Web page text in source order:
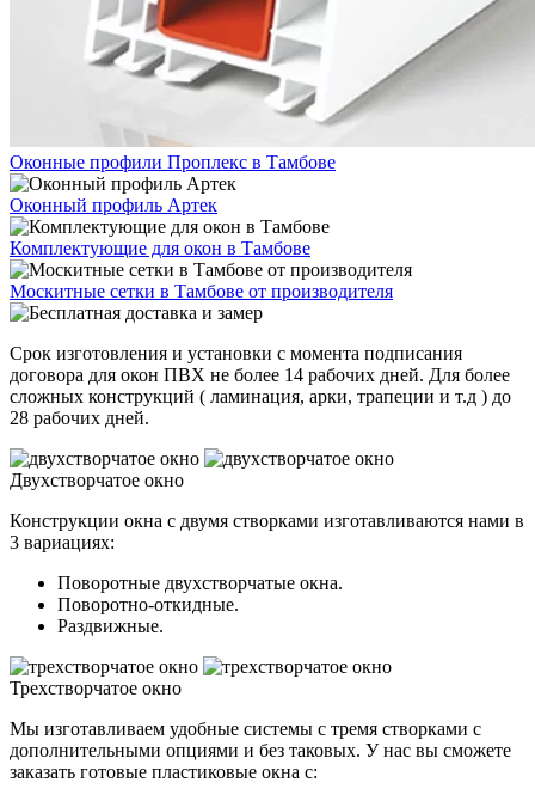
Оконные профили Проплекс в Тамбове
Оконный профиль Артек
Комплектующие для окон в Тамбове
Москитные сетки в Тамбове от производителя
Срок изготовления и установки с момента подписания
договора для окон ПВХ не более 14 рабочих дней. Для более
сложных конструкций ( ламинация, арки, трапеции и т.д ) до
28 рабочих дней.
Двухстворчатое окно
Конструкции окна с двумя створками изготавливаются нами в
3 вариациях:
Поворотные двухстворчатые окна.
Поворотно-откидные.
Раздвижные.
Трехстворчатое окно
Мы изготавливаем удобные системы с тремя створками с
дополнительными опциями и без таковых. У нас вы сможете
заказать готовые пластиковые окна с: